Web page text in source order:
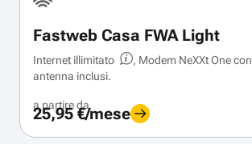
Fastweb Casa FWA Light
Internet illimitato
, Modem NeXXt One
antenna inclusi.
a partire da
25,95 €/mese